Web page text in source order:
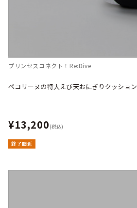
プリンセスコネクト！Re:Dive
ペコリーヌの特大えび天おにぎりクッション
¥13,200 (税込)
終了間近